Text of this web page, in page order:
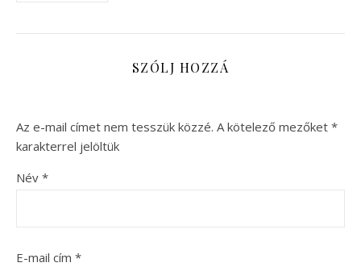
SZÓLJ HOZZÁ
Az e-mail címet nem tesszük közzé. A kötelező mezőket *
karakterrel jelöltük
Név *
E-mail cím *